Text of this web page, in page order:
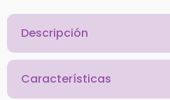
Descripción
Características